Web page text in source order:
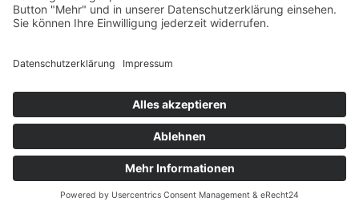
IN DEN WARENKORB
Bitte keine
Sprachanrufe!
Wakebeach 257